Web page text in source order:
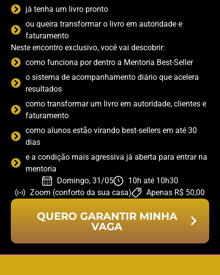
já tenha um livro pronto
ou queira transformar o livro em autoridade e
faturamento
Neste encontro exclusivo, você vai descobrir:
como funciona por dentro a Mentoria Best-Seller
o sistema de acompanhamento diário que acelera
resultados
como transformar um livro em autoridade, clientes e
faturamento
como alunos estão virando best-sellers em até 30
dias
e a condição mais agressiva já aberta para entrar na
mentoria
Domingo, 31/05
10h até 10h30
Zoom (conforto da sua casa)
Apenas R$ 50,00
QUERO GARANTIR MINHA
VAGA